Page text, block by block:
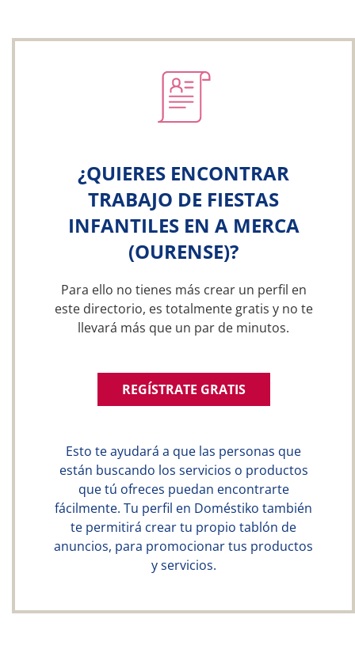
¿QUIERES ENCONTRAR
TRABAJO DE FIESTAS
INFANTILES EN A MERCA
(OURENSE)?
Para ello no tienes más crear un perfil en
este directorio, es totalmente gratis y no te
llevará más que un par de minutos.
REGÍSTRATE GRATIS
Esto te ayudará a que las personas que
están buscando los servicios o productos
que tú ofreces puedan encontrarte
fácilmente. Tu perfil en Doméstiko también
te permitirá crear tu propio tablón de
anuncios, para promocionar tus productos
y servicios.